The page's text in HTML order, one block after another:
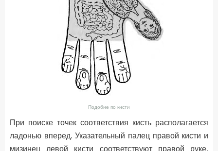
Подобие по кисти
При поиске точек соответствия кисть располагается
ладонью вперед. Указательный палец правой кисти и
мизинец левой кисти соответствуют правой руке.